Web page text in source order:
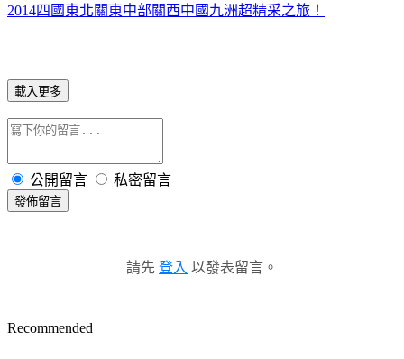
2014四國東北關東中部關西中國九洲超精采之旅！
載入更多
公開留言 私密留言
發佈留言
請先 登入 以發表留言。
Recommended